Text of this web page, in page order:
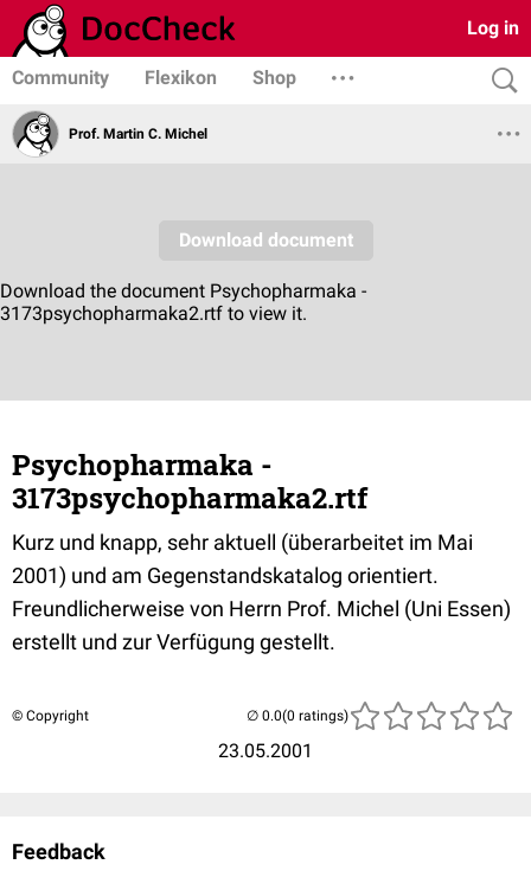
Log in
Community Flexikon Shop
Prof. Martin C. Michel
Psychopharmaka -
3173psychopharmaka2.rtf
Kurz und knapp, sehr aktuell (überarbeitet im Mai
2001) und am Gegenstandskatalog orientiert.
Freundlicherweise von Herrn Prof. Michel (Uni Essen)
erstellt und zur Verfügung gestellt.
© Copyright
23.05.2001
(0 ratings)
Feedback